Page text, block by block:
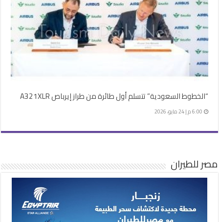
“الخطوط السعودية” تتسلم أول طائرة من طراز إيرباص A321XLR
6:00 م | 24 مايو، 2026
مصر للطيران